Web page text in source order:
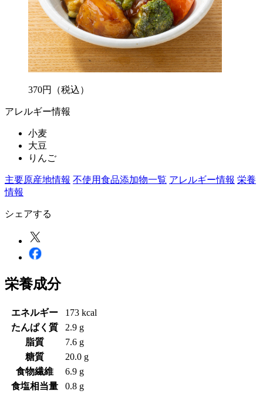
370円 （税込）
アレルギー情報
小麦
大豆
りんご
主要原産地情報 不使用食品添加物一覧 アレルギー情報 栄養
情報
シェアする
栄養成分
エネルギー
173 kcal
たんぱく質
2.9 g
脂質
7.6 g
糖質
20.0 g
食物繊維
6.9 g
食塩相当量
0.8 g